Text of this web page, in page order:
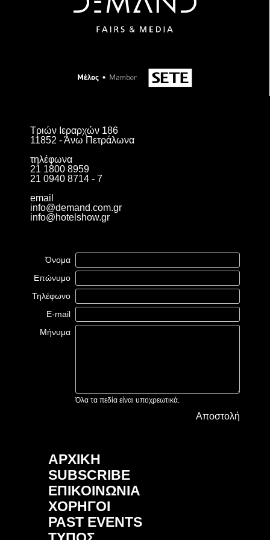
Τριών Ιεραρχών 186
11852 - Άνω Πετράλωνα
τηλέφωνα
21 1800 8959
21 0940 8714 - 7
email
info@demand.com.gr
info@hotelshow.gr
Όνομα
Επώνυμο
Τηλέφωνο
E-mail
Μήνυμα
Όλα τα πεδία είναι υποχρεωτικά.
Αποστολή
ΑΡΧΙΚΗ
SUBSCRIBE
ΕΠΙΚΟΙΝΩΝΙΑ
ΧΟΡΗΓΟΙ
PAST EVENTS